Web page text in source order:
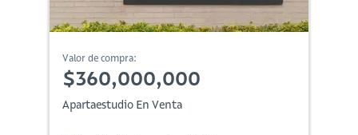
Valor de compra:
$360,000,000
Apartaestudio En Venta